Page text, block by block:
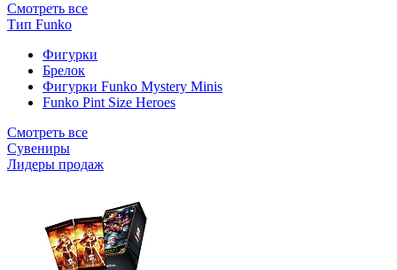
Смотреть все
Тип Funko
Фигурки
Брелок
Фигурки Funko Mystery Minis
Funko Pint Size Heroes
Смотреть все
Сувениры
Лидеры продаж